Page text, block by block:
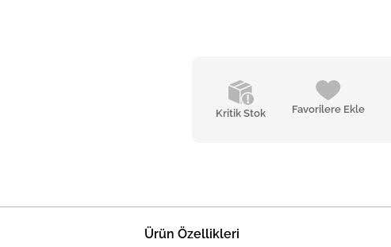
Kritik Stok Favorilere Ekle
Ürün Özellikleri